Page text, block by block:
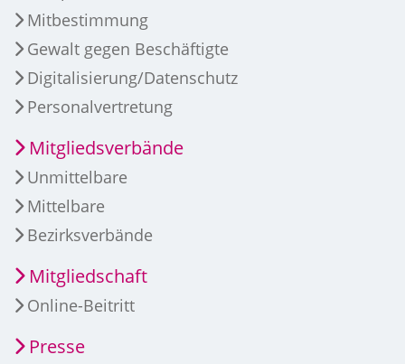
Mitbestimmung
Gewalt gegen Beschäftigte
Digitalisierung/Datenschutz
Personalvertretung
Mitgliedsverbände
Unmittelbare
Mittelbare
Bezirksverbände
Mitgliedschaft
Online-Beitritt
Presse